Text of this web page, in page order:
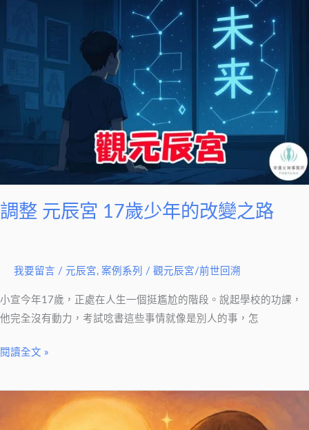
調整 元辰宮 17歲少年的改變之路
我要留言 / 元辰宮, 案例系列 / 觀元辰宮/前世回溯
小宣今年17歲，正處在人生一個挺尷尬的階段。說起學校的功課，
他完全沒有動力，考試唸書這些事情就像是別人的事，怎
辰
之
閱讀全文 »